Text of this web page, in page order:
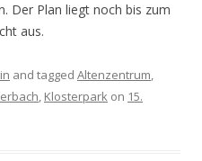
Der Plan liegt noch bis zum
aus.
and tagged Altenzentrum,
, Klosterpark on 15.